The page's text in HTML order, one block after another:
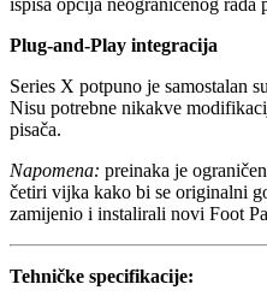
ispisa opcija neograničenog
Plug-and-Play integracija
Series X potpuno je samostalan
Nisu potrebne nikakve
pisača.
Napomena: preinaka je
četiri vijka kako bi se originalni
zamijenio i instalirali novi Foot
Tehničke specifikacije: